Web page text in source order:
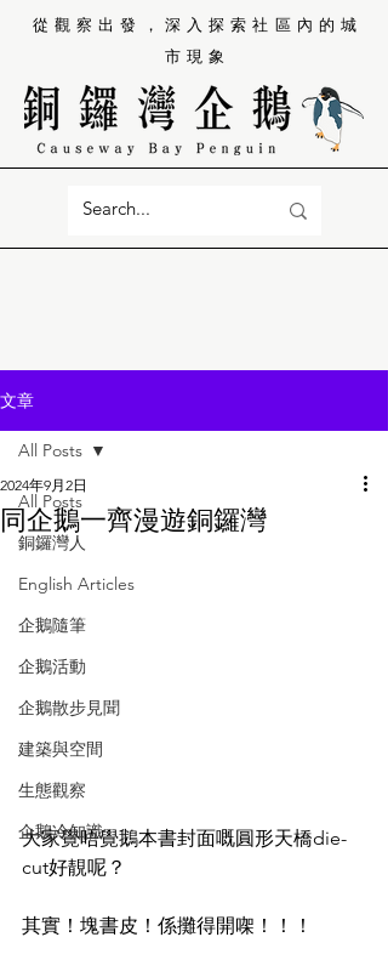
從觀察出發，深入探索社區內的城
市現象
文章
All Posts
銅鑼灣人
English Articles
企鵝隨筆
企鵝活動
企鵝散步見聞
建築與空間
生態觀察
企鵝冷知識
All Posts
同企鵝一齊漫遊銅鑼灣
2024年9月2日
大家覺唔覺鵝本書封面嘅圓形天橋die-
cut好靚呢？
其實！塊書皮！係攤得開㗎！！！